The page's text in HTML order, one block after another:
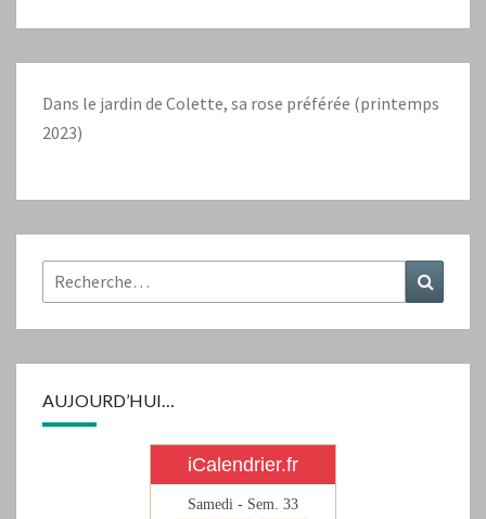
Dans le jardin de Colette, sa rose préférée (printemps
2023)
Rechercher :
AUJOURD’HUI…
iCalendrier.fr
Samedi - Sem. 33